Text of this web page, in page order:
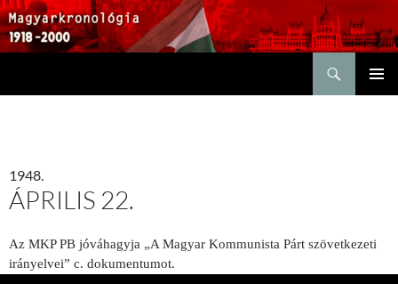
1948.
ÁPRILIS 22.
Az MKP PB jóváhagyja „A Magyar Kommunista Párt szövetkezeti
irányelvei” c. dokumentumot.